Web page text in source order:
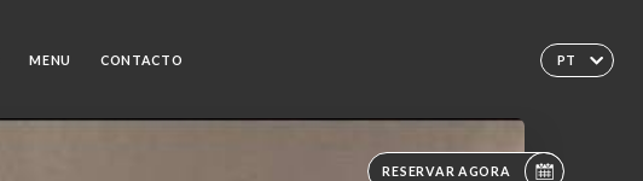
PT
MENU CONTACTO
RESERVAR AGORA